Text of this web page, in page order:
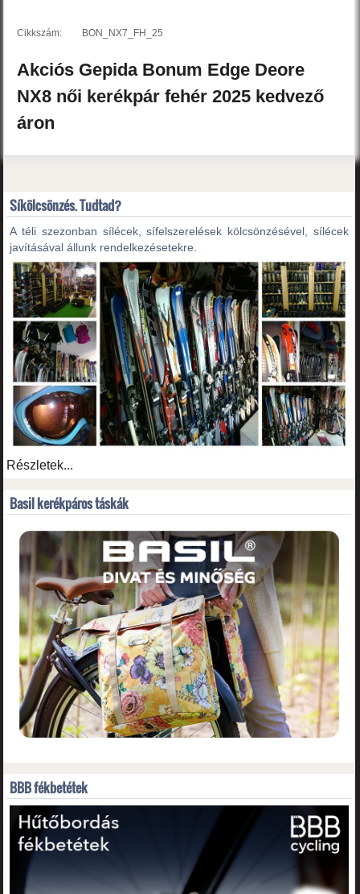
Cikkszám: BON_NX7_FH_25
Akciós Gepida Bonum Edge Deore
NX8 női kerékpárfehér2025 kedvező
áron
Síkölcsönzés. Tudtad?
A téli szezonban sílécek, sífelszerelések kölcsönzésével, sílécek
javításával állunk rendelkezésetekre.
Részletek...
Basil kerékpáros táskák
BBB fékbetétek